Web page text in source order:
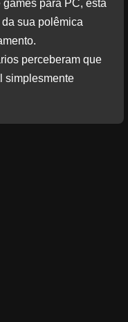
para PC, está
sua polêmica
perceberam que
simplesmente